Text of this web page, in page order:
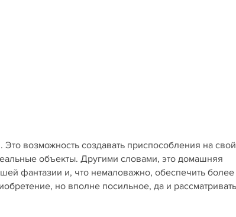
возможность создавать приспособления на свой
объекты. Другими словами, это домашняя
фантазии и, что немаловажно, обеспечить более
но вполне посильное, да и